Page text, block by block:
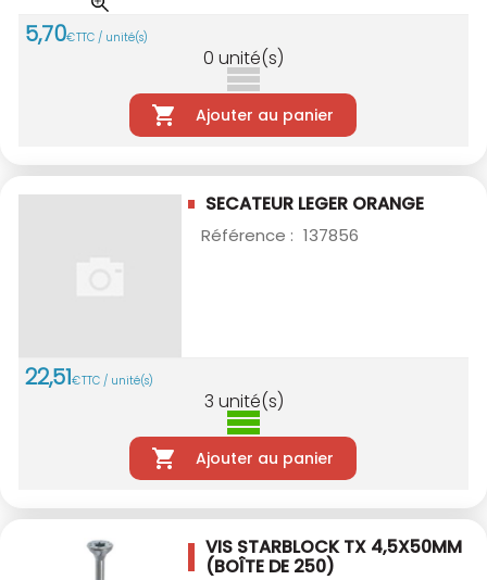
5,70€TTC / unité(s)
0 unité(s)
Ajouter au panier
SECATEUR LEGER ORANGE
Référence : 137856
22,51€TTC / unité(s)
3 unité(s)
Ajouter au panier
VIS STARBLOCK TX 4,5X50MM
(BOÎTE DE 250)